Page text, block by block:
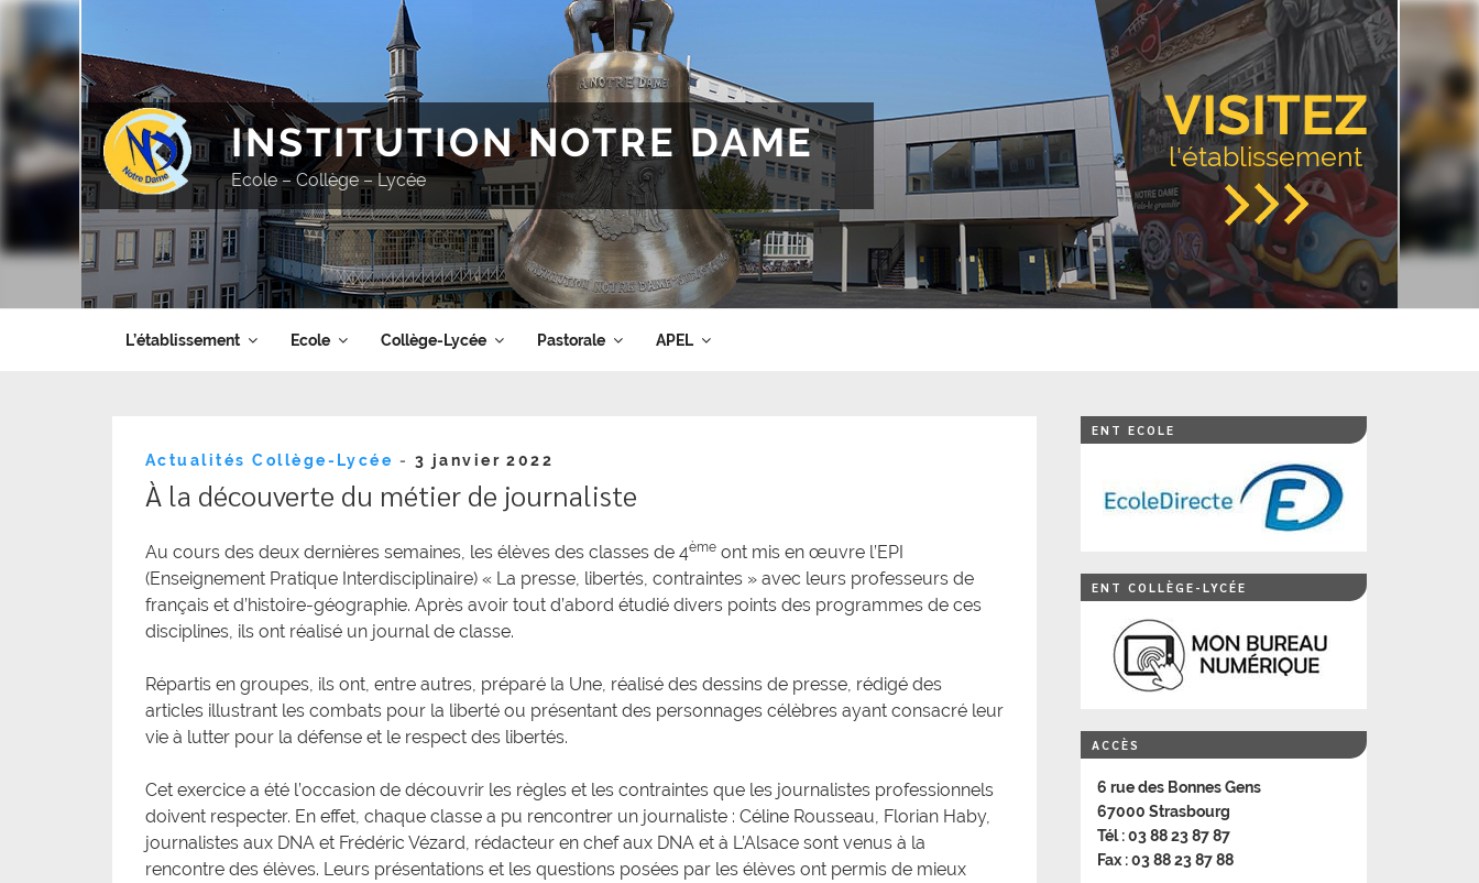
Aller
contenu
principal
VISITEZ
l'établissement
INSTITUTION NOTRE DAME
Ecole – Collège – Lycée
L’établissement Ecole Collège-Lycée Pastorale APEL
Actualités Collège-Lycée - Publié
3 janvier 2022
À la découverte du métier de journaliste
Au cours des deux dernières semaines, les élèves des classes de 4ème ont mis en œuvre l’EPI
(Enseignement Pratique Interdisciplinaire) « La presse, libertés, contraintes » avec leurs professeurs de
français et d’histoire-géographie. Après avoir tout d’abord étudié divers points des programmes de ces
disciplines, ils ont réalisé un journal de classe.
Répartis en groupes, ils ont, entre autres, préparé la Une, réalisé des dessins de presse, rédigé des
articles illustrant les combats pour la liberté ou présentant des personnages célèbres ayant consacré leur
vie à lutter pour la défense et le respect des libertés.
Cet exercice a été l’occasion de découvrir les règles et les contraintes que les journalistes professionnels
doivent respecter. En effet, chaque classe a pu rencontrer un journaliste : Céline Rousseau, Florian Haby,
journalistes aux DNA et Frédéric Vézard, rédacteur en chef aux DNA et à L’Alsace sont venus à la
rencontre des élèves. Leurs présentations et les questions posées par les élèves ont permis de mieux
ENT ECOLE
ENT COLLÈGE-LYCÉE
ACCÈS
6 rue des Bonnes Gens
67000 Strasbourg
Tél : 03 88 23 87 87
Fax : 03 88 23 87 88